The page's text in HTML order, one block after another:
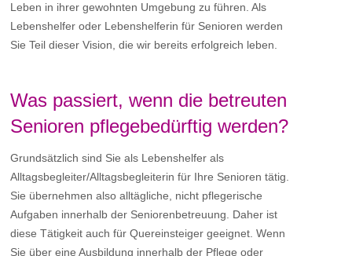
Leben in ihrer gewohnten Umgebung zu führen. Als
Lebenshelfer oder Lebenshelferin für Senioren werden
Sie Teil dieser Vision, die wir bereits erfolgreich leben.
Was passiert, wenn die betreuten
Senioren pflegebedürftig werden?
Grundsätzlich sind Sie als Lebenshelfer als
Alltagsbegleiter/Alltagsbegleiterin für Ihre Senioren tätig.
Sie übernehmen also alltägliche, nicht pflegerische
Aufgaben innerhalb der Seniorenbetreuung. Daher ist
diese Tätigkeit auch für Quereinsteiger geeignet. Wenn
Sie über eine Ausbildung innerhalb der Pflege oder